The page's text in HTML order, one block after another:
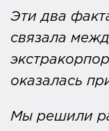
Эти два
связала
оказалась
Мы решили